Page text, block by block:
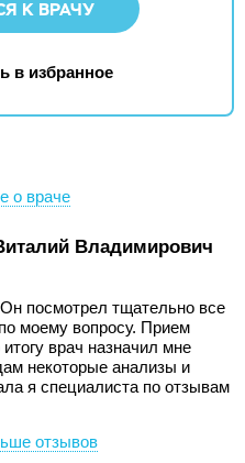
К ВРАЧУ
в избранное
о враче
Владимирович
посмотрел тщательно все
моему вопросу. Прием
врач назначил мне
некоторые анализы и
я специалиста по отзывам
отзывов